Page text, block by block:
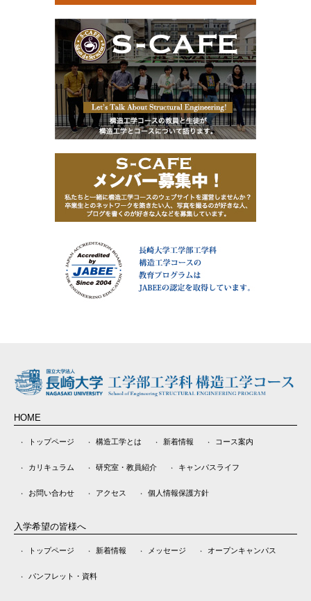
HOME
トップページ 構造工学とは 新着情報 コース案内
カリキュラム 研究室・教員紹介 キャンパスライフ
お問い合わせ アクセス 個人情報保護方針
入学希望の皆様へ
トップページ 新着情報 メッセージ オープンキャンパス
パンフレット・資料